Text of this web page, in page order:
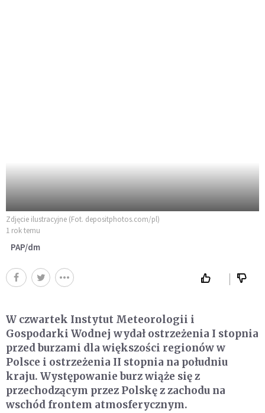
Zdjęcie ilustracyjne (Fot. depositphotos.com/pl)
1 rok temu
PAP/dm
W czwartek Instytut Meteorologii i
Gospodarki Wodnej wydał ostrzeżenia I stopnia
przed burzami dla większości regionów w
Polsce i ostrzeżenia II stopnia na południu
kraju. Występowanie burz wiąże się z
przechodzącym przez Polskę z zachodu na
wschód frontem atmosferycznym.